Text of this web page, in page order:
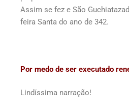
Assim se fez e São
feira Santa do ano de 342.
Por medo de ser executado
Lindíssima narração!